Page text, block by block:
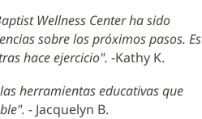
Wellness Center ha sido
sobre los próximos pasos. Es
hace ejercicio". -Kathy K.
herramientas educativas que
- Jacquelyn B.